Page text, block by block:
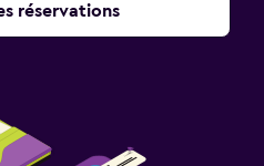
réservations